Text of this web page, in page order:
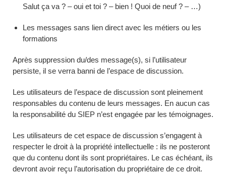
Salut ça va ? – oui et toi ? – bien ! Quoi de neuf ? – …)
Les messages sans lien direct avec les métiers ou les
formations
Après suppression du/des message(s), si l’utilisateur
persiste, il se verra banni de l’espace de discussion.
Les utilisateurs de l’espace de discussion sont pleinement
responsables du contenu de leurs messages. En aucun cas
la responsabilité du SIEP n’est engagée par les témoignages.
Les utilisateurs de cet espace de discussion s’engagent à
respecter le droit à la propriété intellectuelle : ils ne posteront
que du contenu dont ils sont propriétaires. Le cas échéant, ils
devront avoir reçu l’autorisation du propriétaire de ce droit.